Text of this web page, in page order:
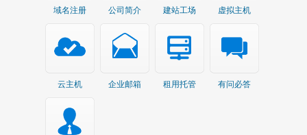
域名注册 公司简介 建站工场 虚拟主机
云主机 企业邮箱 租用托管 有问必答